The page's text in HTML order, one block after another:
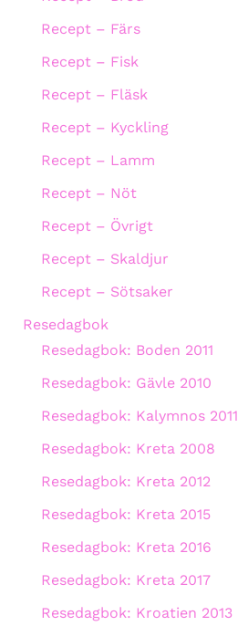
Recept – Färs
Recept – Fisk
Recept – Fläsk
Recept – Kyckling
Recept – Lamm
Recept – Nöt
Recept – Övrigt
Recept – Skaldjur
Recept – Sötsaker
Resedagbok
Resedagbok: Boden 2011
Resedagbok: Gävle 2010
Resedagbok: Kalymnos 2011
Resedagbok: Kreta 2008
Resedagbok: Kreta 2012
Resedagbok: Kreta 2015
Resedagbok: Kreta 2016
Resedagbok: Kreta 2017
Resedagbok: Kroatien 2013